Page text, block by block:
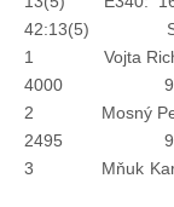
Legislativní
Doklady osob
Lodě -
42:13(5)
1 Vojta
4000
2
2495
3 Mňuk